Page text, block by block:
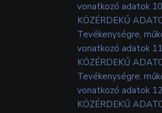
vonatkozó adatok 10
KÖZÉRDEKŰ
Tevékenységre,
vonatkozó adatok 11
KÖZÉRDEKŰ
Tevékenységre,
vonatkozó adatok 12
KÖZÉRDEKŰ